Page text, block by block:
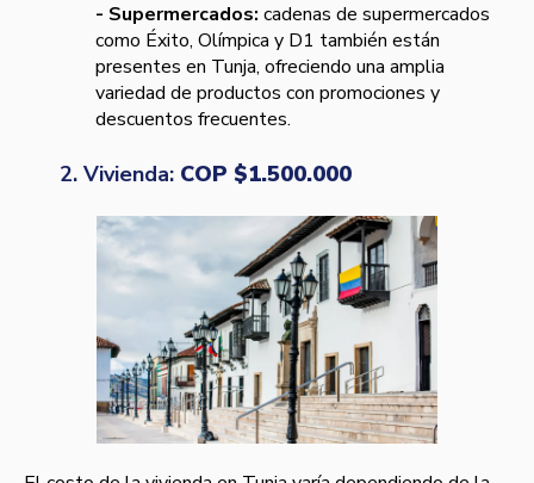
- Supermercados: cadenas de supermercados
como Éxito, Olímpica y D1 también están
presentes en Tunja, ofreciendo una amplia
variedad de productos con promociones y
descuentos frecuentes.
2. Vivienda: COP $1.500.000